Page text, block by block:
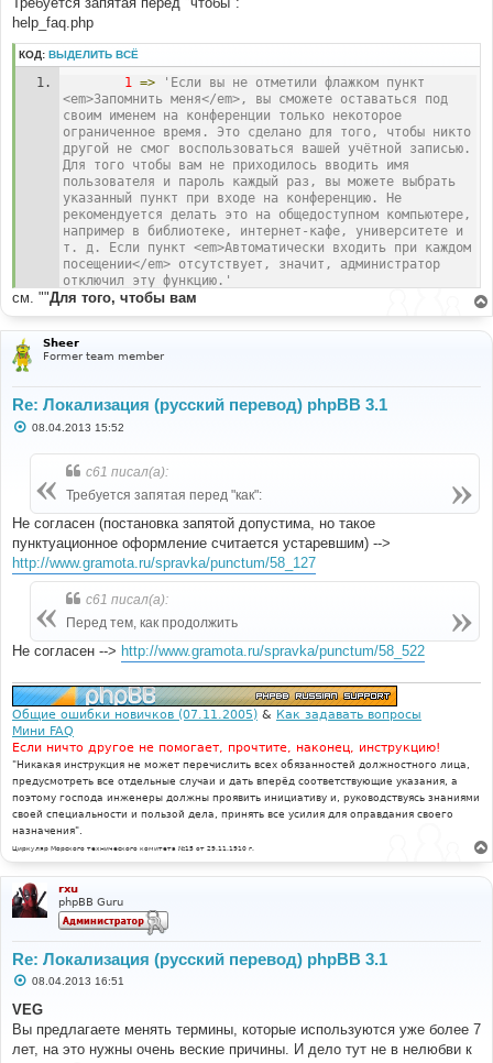
help_faq.php
КОД: ВЫДЕЛИТЬ ВСЁ
1 =>
'Если вы не отметили флажком пункт
<em>Запомнить меня</em>, вы сможете оставаться под
своим именем на конференции только некоторое
ограниченное время. Это сделано для того, чтобы никто
другой не смог воспользоваться вашей учётной записью.
Для того чтобы вам не приходилось вводить имя
пользователя и пароль каждый раз, вы можете выбрать
указанный пункт при входе на конференцию. Не
рекомендуется делать это на общедоступном компьютере,
например в библиотеке, интернет-кафе, университете и
т. д. Если пункт <em>Автоматически входить при каждом
посещении</em> отсутствует, значит, администратор
отключил эту функцию.'
см. ""Для того, чтобы вам
Sheer
Former team member
Re: Локализация (русский перевод) phpBB 3.1
С
е
08.04.2013 15:52
c61 писал(а):
Требуется запятая перед "как":
Не согласен (постановка запятой допустима, но такое
пунктуационное оформление считается устаревшим) -->
http://www.gramota.ru/spravka/punctum/58_127
c61 писал(а):
Перед тем, как продолжить
Не согласен --> http://www.gramota.ru/spravka/punctum/58_522
Общие ошибки новичков (07.11.2005) & Как задавать вопросы
Мини FAQ
Если ничто другое не помогает, прочтите, наконец, инструкцию!
"Никакая инструкция не может перечислить всех обязанностей должностного лица,
предусмотреть все отдельные случаи и дать вперёд соответствующие указания, а
поэтому господа инженеры должны проявить инициативу и, руководствуясь знаниями
своей специальности и пользой дела, принять все усилия для оправдания своего
назначения".
Циркуляр Морского технического комитета №15 от 29.11.1910 г.
rxu
phpBB Guru
Re: Локализация (русский перевод) phpBB 3.1
С
о
б
щ
е
н
08.04.2013 16:51
VEG
Вы предлагаете менять термины, которые используются уже более 7
лет, на это нужны очень веские причины. И дело тут не в нелюбви к